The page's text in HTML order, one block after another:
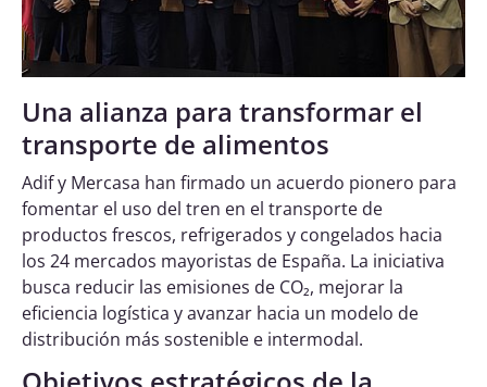
Una alianza para transformar el
transporte de alimentos
Adif y Mercasa han firmado un acuerdo pionero para
fomentar el uso del tren en el transporte de
productos frescos, refrigerados y congelados hacia
los 24 mercados mayoristas de España. La iniciativa
busca reducir las emisiones de CO₂, mejorar la
eficiencia logística y avanzar hacia un modelo de
distribución más sostenible e intermodal.